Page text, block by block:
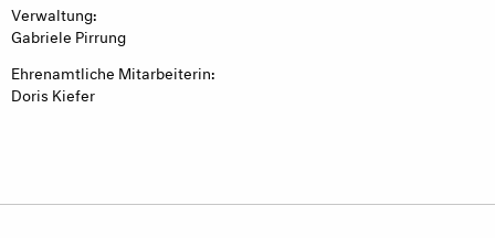
Verwaltung:
Gabriele Pirrung
Ehrenamtliche Mitarbeiterin:
Doris Kiefer